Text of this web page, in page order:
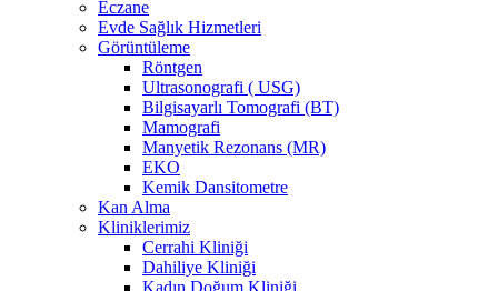
Eczane
Evde Sağlık Hizmetleri
Görüntüleme
Röntgen
Ultrasonografi ( USG)
Bilgisayarlı Tomografi (BT)
Mamografi
Manyetik Rezonans (MR)
EKO
Kemik Dansitometre
Kan Alma
Kliniklerimiz
Cerrahi Kliniği
Dahiliye Kliniği
Kadın Doğum Kliniği